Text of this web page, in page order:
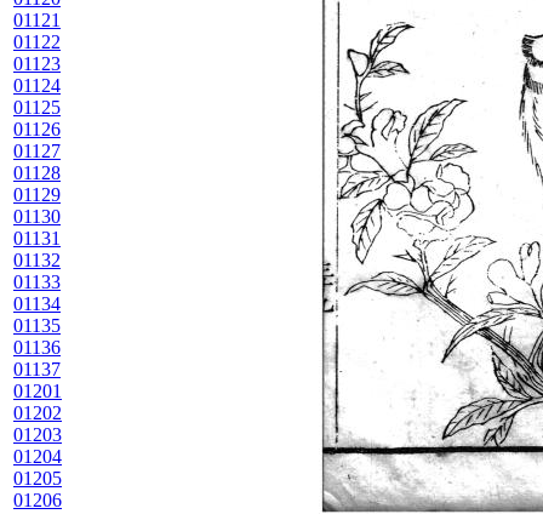
01121
01122
01123
01124
01125
01126
01127
01128
01129
01130
01131
01132
01133
01134
01135
01136
01137
01201
01202
01203
01204
01205
01206